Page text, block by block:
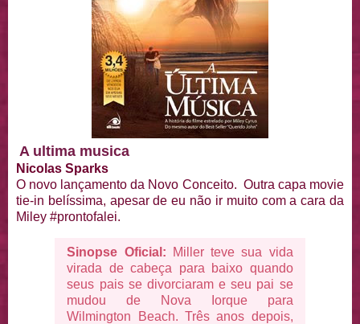
A ultima musica
Nicolas Sparks
O novo lançamento da Novo Conceito. Outra capa movie
tie-in belíssima, apesar de eu não ir muito com a cara da
Miley #prontofalei.
Sinopse Oficial: Miller teve sua vida
virada de cabeça para baixo quando
seus pais se divorciaram e seu pai se
mudou de Nova Iorque para
Wilmington Beach. Três anos depois,